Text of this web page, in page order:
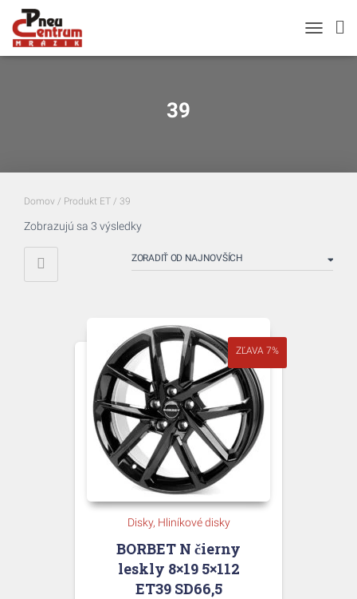
39
Domov / Produkt ET / 39
Zobrazujú sa 3 výsledkyZoradené
najnovších
ZĽAVA 7%
Disky Hliníkové disky
BORBET N čierny
leskly 8×19 5×112
ET39 SD66,5